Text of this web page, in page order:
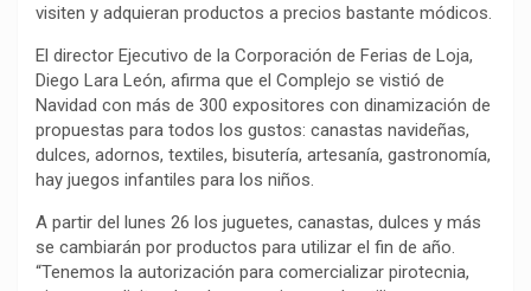
visiten y adquieran productos a precios bastante módicos.
El director Ejecutivo de la Corporación de Ferias de Loja,
Diego Lara León, afirma que el Complejo se vistió de
Navidad con más de 300 expositores con dinamización de
propuestas para todos los gustos: canastas navideñas,
dulces, adornos, textiles, bisutería, artesanía, gastronomía,
hay juegos infantiles para los niños.
A partir del lunes 26 los juguetes, canastas, dulces y más
se cambiarán por productos para utilizar el fin de año.
“Tenemos la autorización para comercializar pirotecnia,